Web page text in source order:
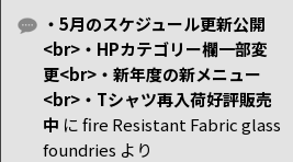
・5月のスケジュール更新公開
<br>・HPカテゴリー欄一部変
更<br>・新年度の新メニュー
<br>・Tシャツ再入荷好評販売
中 にfire Resistant Fabric glass
foundries より